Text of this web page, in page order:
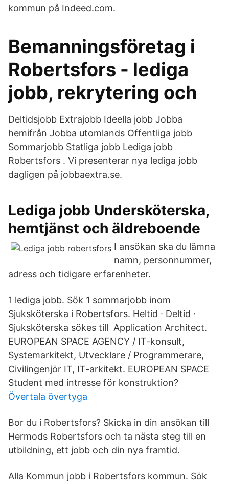
kommun på Indeed.com.
Bemanningsföretag i
Robertsfors - lediga
jobb, rekrytering och
Deltidsjobb Extrajobb Ideella jobb Jobba
hemifrån Jobba utomlands Offentliga jobb
Sommarjobb Statliga jobb Lediga jobb
Robertsfors . Vi presenterar nya lediga jobb
dagligen på jobbaextra.se.
Lediga jobb Undersköterska,
hemtjänst och äldreboende
I ansökan ska du lämna
namn, personnummer,
adress och tidigare erfarenheter.
1 lediga jobb. Sök 1 sommarjobb inom
Sjuksköterska i Robertsfors. Heltid · Deltid ·
Sjuksköterska sökes till Application Architect.
EUROPEAN SPACE AGENCY / IT-konsult,
Systemarkitekt, Utvecklare / Programmerare,
Civilingenjör IT, IT-arkitekt. EUROPEAN SPACE
Student med intresse för konstruktion?
Övertala övertyga
Bor du i Robertsfors? Skicka in din ansökan till
Hermods Robertsfors och ta nästa steg till en
utbildning, ett jobb och din nya framtid.
Alla Kommun jobb i Robertsfors kommun. Sök